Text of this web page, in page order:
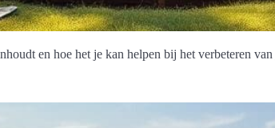
en hoe het je kan helpen bij het verbeteren